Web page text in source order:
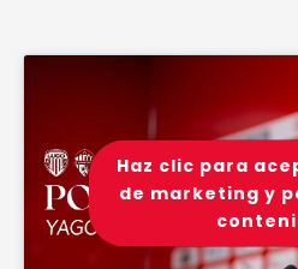
Haz clic para
de marketing y